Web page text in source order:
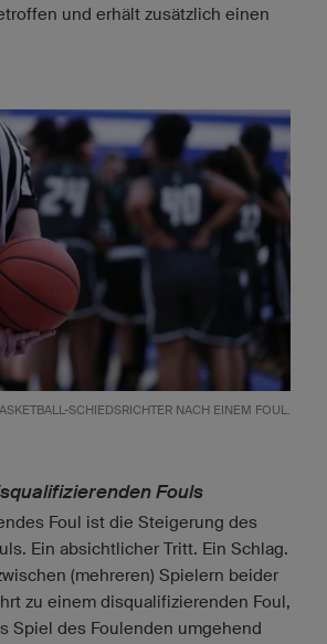
und erhält zusätzlich einen
SCHIEDSRICHTER NACH EINEM FOUL.
Fouls
Foul ist die Steigerung des
Ein absichtlicher Tritt. Ein Schlag.
(mehreren) Spielern beider
zu einem disqualifizierenden Foul,
Spiel des Foulenden umgehend